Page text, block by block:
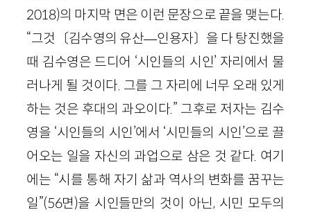
2018)의 마지막 면은 이런 문장으로 끝을 맺는다.
“그것〔김수영의 유산—인용자〕을 다 탕진했을
때 김수영은 드디어 ‘시인들의 시인’ 자리에서 물
러나게 될 것이다. 그를 그 자리에 너무 오래 있게
하는 것은 후대의 과오이다.” 그후로 저자는 김수
영을 ‘시인들의 시인’에서 ‘시민들의 시인’으로 끌
어오는 일을 자신의 과업으로 삼은 것 같다. 여기
에는 “시를 통해 자기 삶과 역사의 변화를 꿈꾸는
일”(56면)을 시인들만의 것이 아닌, 시민 모두의